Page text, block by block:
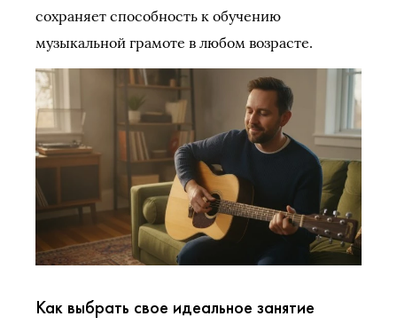
сохраняет способность к обучению
музыкальной грамоте в любом возрасте.
Как выбрать свое идеальное занятие